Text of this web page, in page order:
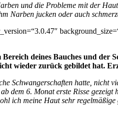
und die Probleme mit der
Narben jucken oder auch
deines Bauches und
wieder zurück gebildet hat.
Schwangerschaften hatte,
dem 6. Monat erste Risse
ich meine Haut sehr regelmäßige